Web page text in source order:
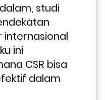
studi
internasional
ini
CSR bisa
dalam